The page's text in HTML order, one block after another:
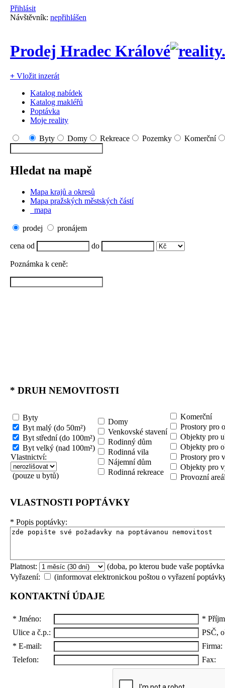
Přihlásit
Návštěvník: nepřihlášen
Prodej Hradec Králové
+ Vložit inzerát
Katalog nabídek
Katalog makléřů
Poptávka
Moje reality
Byty Domy Rekreace Pozemky Komerční
Hledat na mapě
Mapa krajů a okresů
Mapa pražských městských částí
mapa
prodej pronájem
cena od do
Poznámka k ceně:
* DRUH NEMOVITOSTI
Byty
Byt malý (do 50m²)
Byt střední (do 100m²)
Byt velký (nad 100m²)
Vlastnictví:
(pouze u bytů)
Domy
Venkovské stavení
Rodinný dům
Rodinná vila
Nájemní dům
Rodinná rekreace
Komerční
Prostory pro
Objekty pro
Objekty pro
Prostory pro
Objekty pro
Provozní
VLASTNOSTI POPTÁVKY
* Popis poptávky:
Platnost:
(doba, po kterou bude vaše
Vyřazení:
(informovat elektronickou poštou o vyřazení
KONTAKTNÍ ÚDAJE
* Jméno: *
Ulice a č.p.:
PSČ,
* E-mail:
Firma:
Telefon:
Fax: